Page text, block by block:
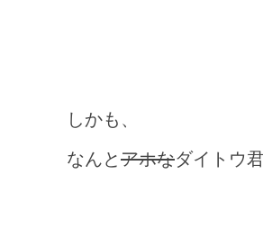
しかも、
なんとアホなダイトウ君